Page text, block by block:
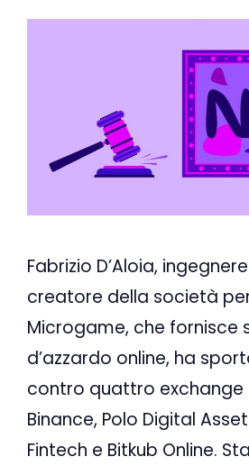
Fabrizio D’Aloia,
creatore della società
Microgame, che fornisce
d’azzardo online, ha
contro quattro
Binance, Polo Digital
Fintech e Bitkub Online.